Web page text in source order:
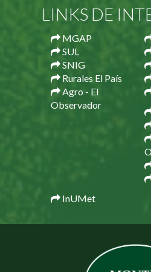
LINKS DE
MGAP
SUL
SNIG
Rurales El País
Agro - El
Observador
InUMet